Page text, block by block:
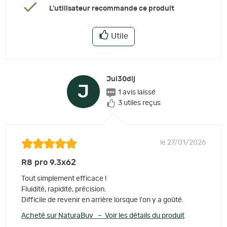
L'utilisateur recommande ce produit
Utile
J
Jul30dij
1 avis laissé
3 utiles reçus
le 27/01/2026
R8 pro 9.3x62
Tout simplement efficace !
Fluidité, rapidité, précision.
Difficile de revenir en arrière lorsque l'on y a goûté.
Acheté sur NaturaBuy – Voir les détails du produit